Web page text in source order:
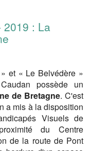
2019 : La
et « Le Belvédère »
possède un
de Bretagne. C'est
a mis à la disposition
Visuels de
du Centre
de la route de Pont